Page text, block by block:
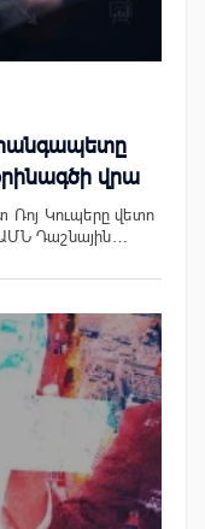
վրա
Ռոյ Կուպերը վետո
Դաշնային…